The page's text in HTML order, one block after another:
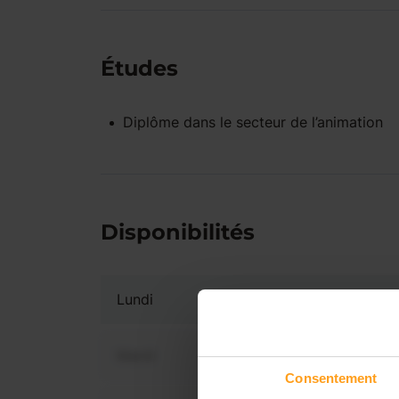
Consentement
Études
Diplôme dans le secteur de l’animation
Disponibilités
Lundi